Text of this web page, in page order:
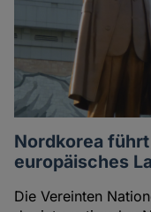
Nordkorea
europäisches
Die Vereinten